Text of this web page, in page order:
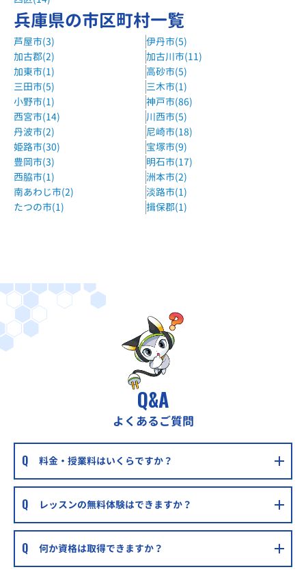
まんてん個別東垂水教室
コープ福田向かい
個別指導E-Routeイオンジェームス山校
神戸市バス、山陽バス 松風台バス停 徒歩3分
京進の個別指導スクール・ワン舞多聞教室
山陽バス 舞多聞口 徒歩5分
個別指導WAM桃山台校
塩屋駅より車で10分
創造学園個別垂水校
JR・山陽電鉄垂水駅より徒歩４分
兵庫県の市区町村一覧
芦屋市(3)
伊丹市(5)
加古郡(2)
加古川市(11)
加東市(1)
高砂市(5)
三田市(5)
三木市(1)
小野市(1)
神戸市(86)
西宮市(14)
川西市(5)
丹波市(2)
尼崎市(18)
姫路市(30)
宝塚市(9)
豊岡市(3)
明石市(17)
西脇市(1)
洲本市(2)
南あわじ市(2)
淡路市(1)
たつの市(1)
揖保郡(1)
Q&A
よくあるご質問
料金・授業料はいくらですか？
レッスンの無料体験はできますか？
何か資格は取得できますか？